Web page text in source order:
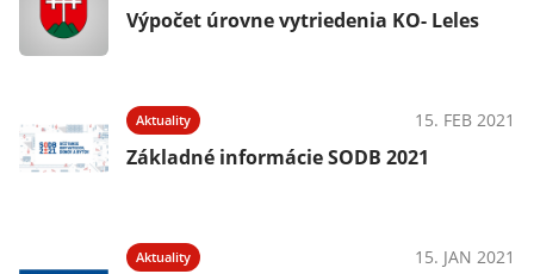
Výpočet úrovne vytriedenia KO- Leles
Aktuality 15. FEB 2021
Základné informácie SODB 2021
Aktuality 15. JAN 2021